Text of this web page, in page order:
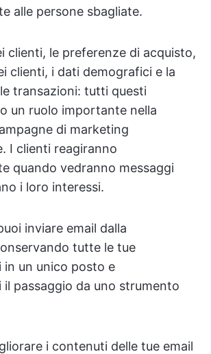
alle persone sbagliate.
clienti, le preferenze di acquisto,
clienti, i dati demografici e la
transazioni: tutti questi
un ruolo importante nella
di marketing
I clienti reagiranno
quando vedranno messaggi
i loro interessi.
inviare email dalla
tutte le tue
in un unico posto e
passaggio da uno strumento
i contenuti delle tue email